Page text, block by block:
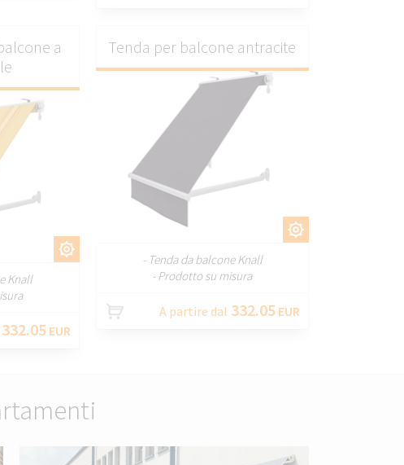
a
Knall
332.05EUR
Tenda per balcone antracite
- Tenda da balcone Knall
- Prodotto su misura
A partire dal 332.05 EUR